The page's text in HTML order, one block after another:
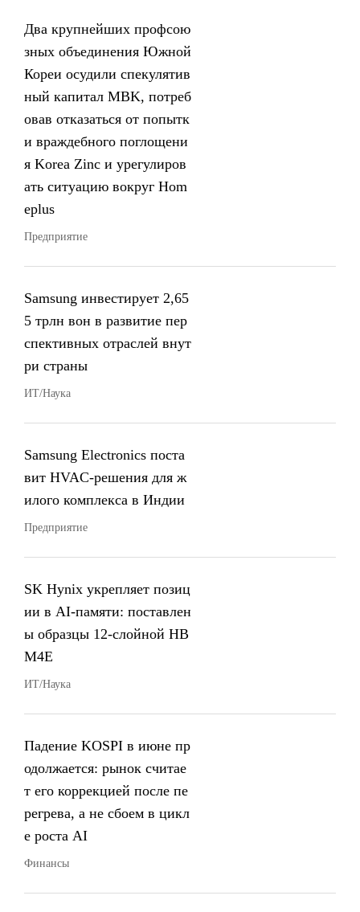
Два крупнейших профсою
зных объединения Южной
Кореи осудили спекулятив
ный капитал MBK, потреб
овав отказаться от попытк
и враждебного поглощени
я Korea Zinc и урегулиров
ать ситуацию вокруг Hom
eplus
Предприятие
Samsung инвестирует 2,65
5 трлн вон в развитие пер
спективных отраслей внут
ри страны
ИТ/Наука
Samsung Electronics поста
вит HVAC-решения для ж
илого комплекса в Индии
Предприятие
SK Hynix укрепляет позиц
ии в AI-памяти: поставлен
ы образцы 12-слойной HB
M4E
ИТ/Наука
Падение KOSPI в июне пр
одолжается: рынок считае
т его коррекцией после пе
регрева, а не сбоем в цикл
е роста AI
Финансы